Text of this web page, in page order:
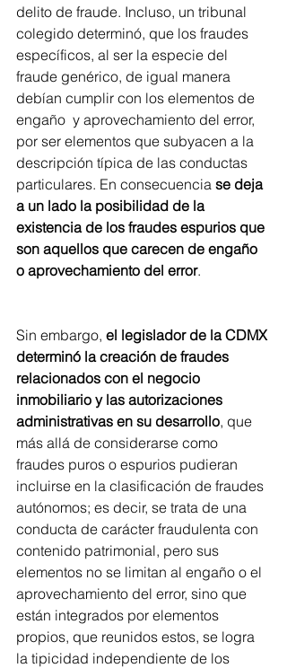
delito de fraude. Incluso, un tribunal
colegido determinó, que los fraudes
específicos, al ser la especie del
fraude genérico, de igual manera
debían cumplir con los elementos de
engaño  y aprovechamiento del error,
por ser elementos que subyacen a la
descripción típica de las conductas
particulares. En consecuencia se deja
a un lado la posibilidad de la
existencia de los fraudes espurios que
son aquellos que carecen de engaño
o aprovechamiento del error.
Sin embargo, el legislador de la CDMX
determinó la creación de fraudes
relacionados con el negocio
inmobiliario y las autorizaciones
administrativas en su desarrollo, que
más allá de considerarse como
fraudes puros o espurios pudieran
incluirse en la clasificación de fraudes
autónomos; es decir, se trata de una
conducta de carácter fraudulenta con
contenido patrimonial, pero sus
elementos no se limitan al engaño o el
aprovechamiento del error, sino que
están integrados por elementos
propios, que reunidos estos, se logra
la tipicidad independiente de los